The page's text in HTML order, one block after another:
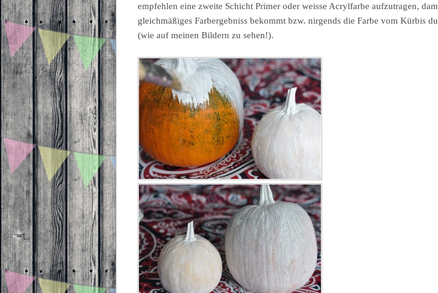
empfehlen eine zweite Schicht Primer oder weisse Acrylfarbe aufzutragen,
gleichmäßiges Farbergebniss bekommt bzw. nirgends die Farbe vom Kürbis
(wie auf meinen Bildern zu sehen!).